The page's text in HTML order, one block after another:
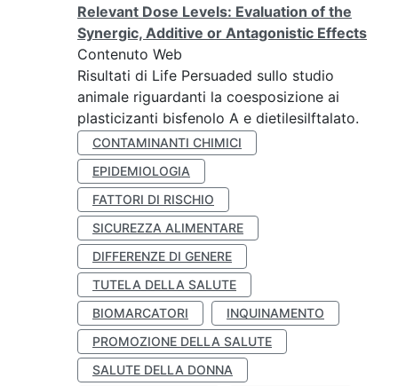
Relevant Dose Levels: Evaluation of the
Synergic, Additive or Antagonistic Effects
Contenuto Web
Risultati di Life Persuaded sullo studio
animale riguardanti la coesposizione ai
plasticizanti bisfenolo A e dietilesilftalato.
CONTAMINANTI CHIMICI
EPIDEMIOLOGIA
FATTORI DI RISCHIO
SICUREZZA ALIMENTARE
DIFFERENZE DI GENERE
TUTELA DELLA SALUTE
BIOMARCATORI
INQUINAMENTO
PROMOZIONE DELLA SALUTE
SALUTE DELLA DONNA